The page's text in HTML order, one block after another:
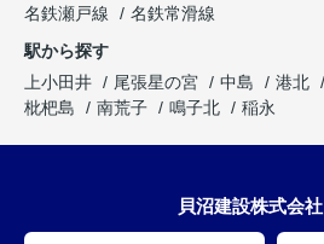
名鉄瀬戸線
名鉄常滑線
駅から探す
上小田井
尾張星の宮 中島 港北
枇杷島
南荒子 鳴子北 稲永
貝沼建設株式会